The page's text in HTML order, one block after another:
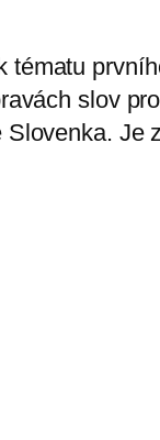
slov
Slovenka. Je